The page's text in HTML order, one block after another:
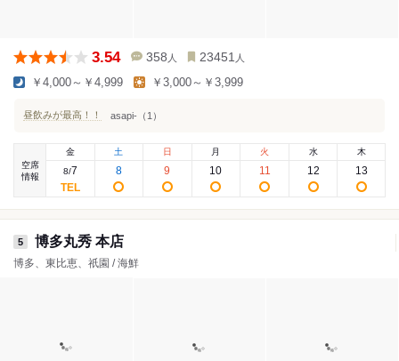
3.54 358 人 23451 人
￥4,000～￥4,999 ￥3,000～￥3,999
昼飲みが最高！！ asapi-（1）
空席
情報
金
8/7
土
8
日
9
月
10
火
11
水
12
木
13
5 博多丸秀 本店
博多、東比恵、祇園 / 海鮮